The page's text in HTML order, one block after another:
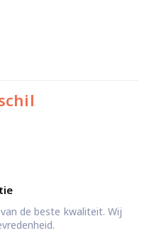
de beste kwaliteit. Wij